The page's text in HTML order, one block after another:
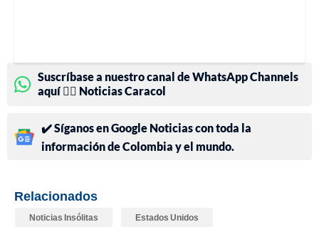
Suscríbase a nuestro canal de WhatsApp Channels
aquí 👉🏻 Noticias Caracol
✔️ Síganos en Google Noticias con toda la
información de Colombia y el mundo.
Relacionados
Noticias Insólitas Estados Unidos